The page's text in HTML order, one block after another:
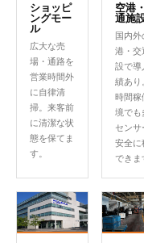
ショッピ
ングモー
ル
広大な売
場・通路を
営業時間外
に自律清
掃。来客前
に清潔な状
態を保てま
す。
空港
通施
国内外
港・交
設で導
績あり
時間稼
境でも
センサ
安全に
できま